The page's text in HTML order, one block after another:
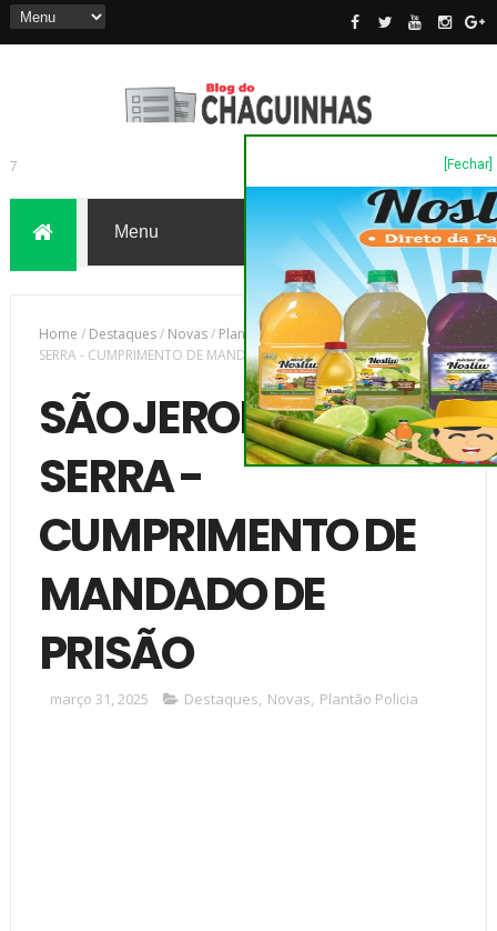
7
Home / Destaques/ Novas/ Plantão Policia
SÃO JERONIMO DA
SERRA - CUMPRIMENTO DE MANDADO DE PRISÃO
SÃO JERONIMO DA
SERRA -
CUMPRIMENTO DE
MANDADO DE
PRISÃO
março 31, 2025 Destaques, Novas, Plantão Policia